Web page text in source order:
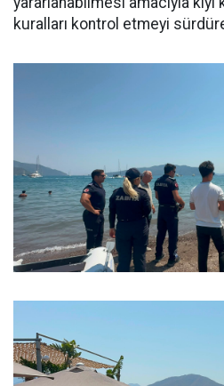
kuralları kontrol etmeyi